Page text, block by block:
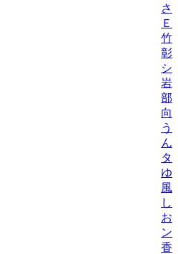
さ
Ｅ
竹
彰/
シ
岩
部
向
う
ん
タ
ゆ
風
し
お
ン
香/